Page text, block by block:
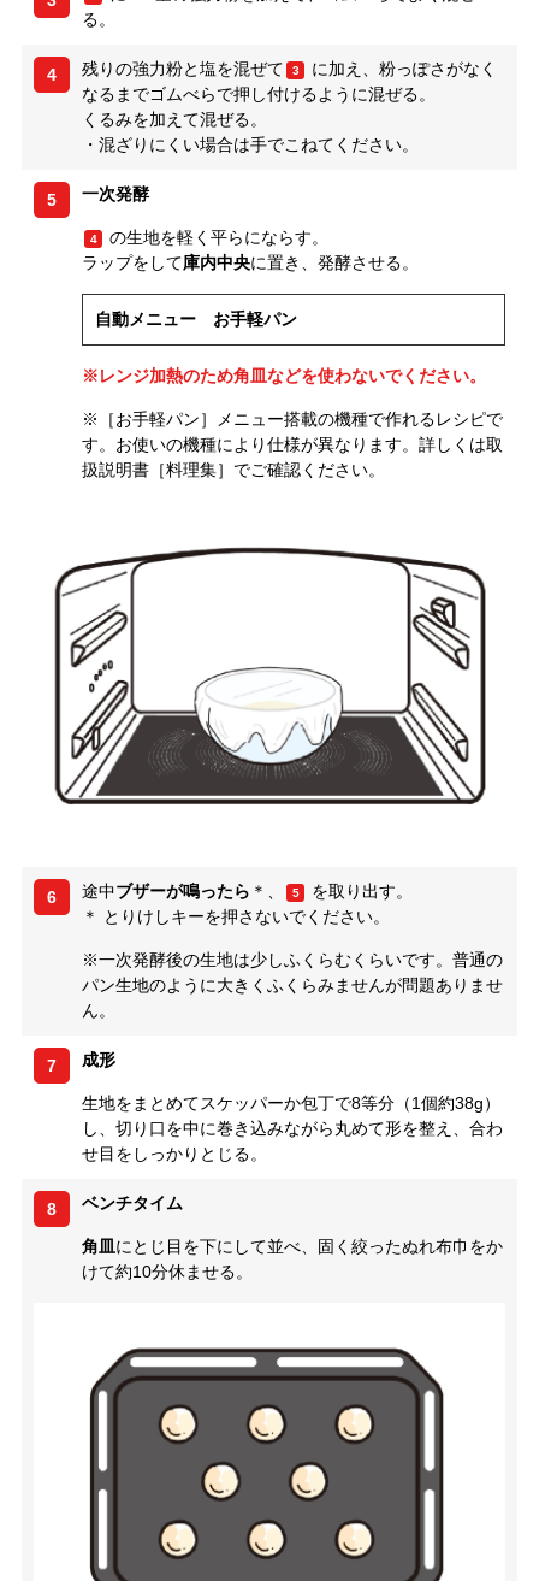
る。
4 残りの強力粉と塩を混ぜて 3
に加え、粉っぽさがなく
なるまでゴムべらで押し付けるように混ぜる。
くるみを加えて混ぜる。
・混ざりにくい場合は手でこねてください。
5 一次発酵
4
の生地を軽く平らにならす。
ラップをして庫内中央に置き、発酵させる。
自動メニュー お手軽パン
※レンジ加熱のため角皿などを使わないでください。
※［お手軽パン］メニュー搭載の機種で作れるレシピで
す。お使いの機種により仕様が異なります。詳しくは取
扱説明書［料理集］でご確認ください。
6 途中ブザーが鳴ったら ＊、 5
を取り出す。
＊ とりけしキーを押さないでください。
※一次発酵後の生地は少しふくらむくらいです。普通の
パン生地のように大きくふくらみませんが問題ありませ
ん。
7 成形
生地をまとめてスケッパーか包丁で8等分（1個約38g）
し、切り口を中に巻き込みながら丸めて形を整え、合わ
せ目をしっかりとじる。
8 ベンチタイム
角皿にとじ目を下にして並べ、固く絞ったぬれ布巾をか
けて約10分休ませる。